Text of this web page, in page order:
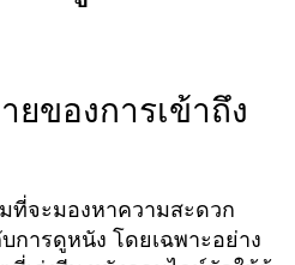
ของการเข้าถึง
จะมองหาความสะดวก
การดูหนัง โดยเฉพาะอย่าง